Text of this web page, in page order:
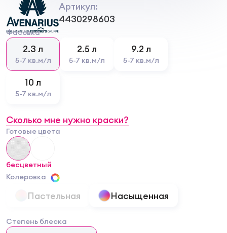
Артикул:
4430298603
Фасовка
2.3 л
5-7 кв.м/л
2.5 л
5-7 кв.м/л
9.2 л
5-7 кв.м/л
10 л
5-7 кв.м/л
Сколько мне нужно краски?
Готовые цвета
бесцветный
Колеровка
Пастельная Насыщенная
Степень блеска